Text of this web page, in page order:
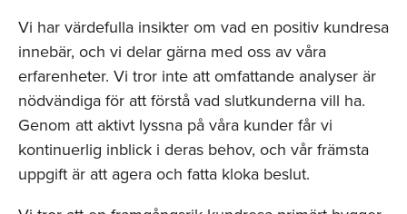
Vi har värdefulla insikter om vad en positiv kundresa
innebär, och vi delar gärna med oss av våra
erfarenheter. Vi tror inte att omfattande analyser är
nödvändiga för att förstå vad slutkunderna vill ha.
Genom att aktivt lyssna på våra kunder får vi
kontinuerlig inblick i deras behov, och vår främsta
uppgift är att agera och fatta kloka beslut.